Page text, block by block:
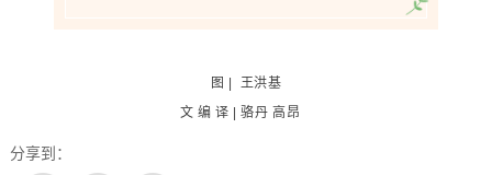
图 | 王洪基
文 编 译 | 骆丹 高昂
分享到：